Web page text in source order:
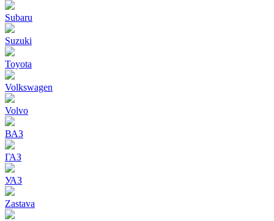
Subaru
Suzuki
Toyota
Volkswagen
Volvo
ВАЗ
ГАЗ
УАЗ
Zastava